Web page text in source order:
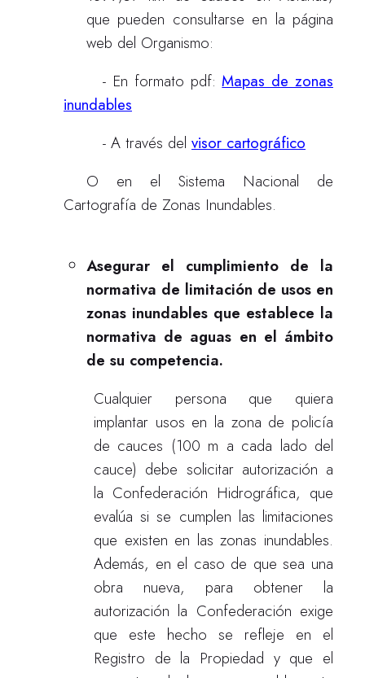
que pueden consultarse en la página
web del Organismo:
- En formato pdf:Mapas de zonas
inundables
- A través del visor cartográfico
O en el Sistema Nacional de
Cartografía de Zonas Inundables.
Asegurar el cumplimiento de la
normativa de limitación de usos en
zonas inundables que establece la
normativa de aguas en el ámbito
de su competencia.
Cualquier persona que quiera
implantar usos en la zona de policía
de cauces (100 m a cada lado del
cauce) debe solicitar autorización a
la Confederación Hidrográfica, que
evalúa si se cumplen las limitaciones
que existen en las zonas inundables.
Además, en el caso de que sea una
obra nueva, para obtener la
autorización la Confederación exige
que este hecho se refleje en el
Registro de la Propiedad y que el